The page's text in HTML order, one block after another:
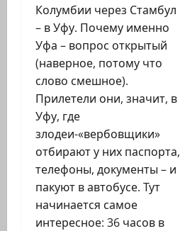
Колумбии через Стамбул
– в Уфу. Почему именно
Уфа – вопрос открытый
(наверное, потому что
слово смешное).
Прилетели они, значит, в
Уфу, где
злодеи-«вербовщики»
отбирают у них паспорта,
телефоны, документы – и
пакуют в автобусе. Тут
начинается самое
интересное: 36 часов в